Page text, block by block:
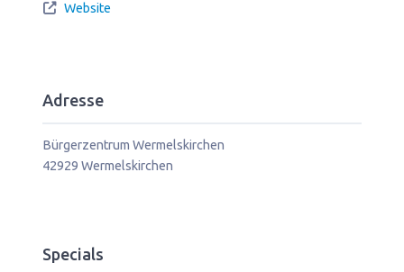
Website
Adresse
Bürgerzentrum Wermelskirchen
42929 Wermelskirchen
Specials